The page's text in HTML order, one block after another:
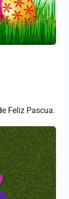
Feliz Pascua.